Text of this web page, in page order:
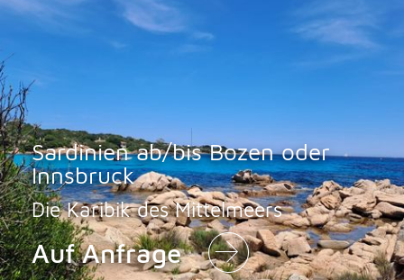
Sardinien ab/bis Bozen oder
Innsbruck
Die Karibik des Mittelmeers
Auf Anfrage